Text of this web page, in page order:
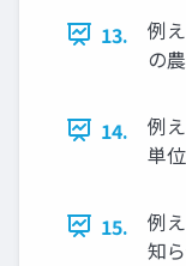
13.
例
の
14.
例
単
15.
例
知